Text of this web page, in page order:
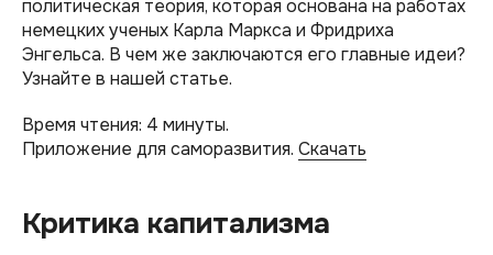
политическая теория, которая основана на работах
немецких ученых Карла Маркса и Фридриха
Энгельса. В чем же заключаются его главные идеи?
Узнайте в нашей статье.
Время чтения: 4 минуты.
Приложение для саморазвития. Скачать
Критика капитализма